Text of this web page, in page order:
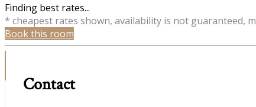
Finding best rates...
* cheapest rates shown, availability is not guaranteed,
Book this room
Contact